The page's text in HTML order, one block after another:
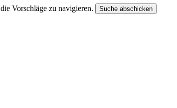
Vorschläge zu navigieren. Suche abschicken